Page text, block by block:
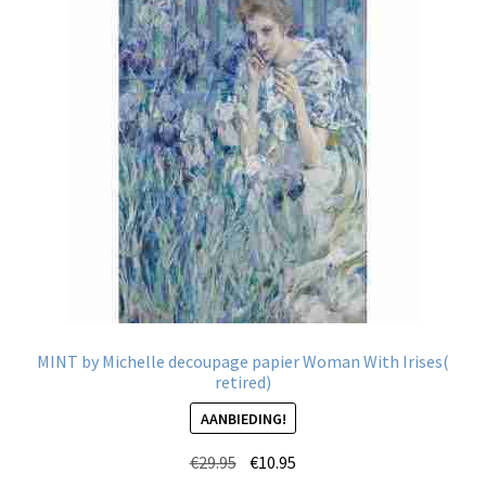
MINT by Michelle decoupage papier Woman With Irises(
retired)
AANBIEDING!
€29.95 Oorspronkelijke
€10.95